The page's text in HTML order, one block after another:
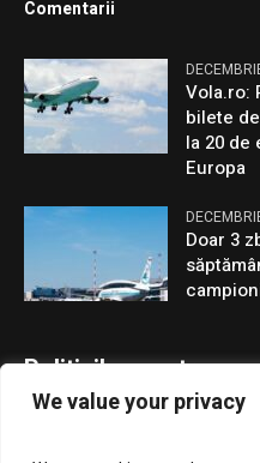
We value your privacy
Comentarii
Vola.ro:
bilete
la 20
Europa
Doar 3
Politicile noastre